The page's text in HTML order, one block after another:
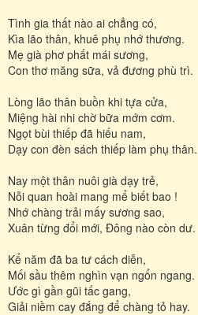
Tình gia thất nào ai chẳng có,
Kìa lão thân, khuê phụ nhớ thương.
Mẹ già phơ phất mái sương,
Con thơ măng sữa, vả đương phù trì.
Lòng lão thân buồn khi tựa cửa,
Miệng hài nhi chờ bữa mớm cơm.
Ngọt bùi thiếp đã hiếu nam,
Dạy con đèn sách thiếp làm phụ thân.
Nay một thân nuôi già dạy trẻ,
Nỗi quan hoài mang mể biết bao !
Nhớ chàng trải mấy sương sao,
Xuân từng đổi mới, Đông nào còn dư.
Kể năm đã ba tư cách diễn,
Mối sầu thêm nghìn vạn ngổn ngang.
Ước gì gần gũi tấc gang,
Giải niềm cay đắng để chàng tỏ hay.